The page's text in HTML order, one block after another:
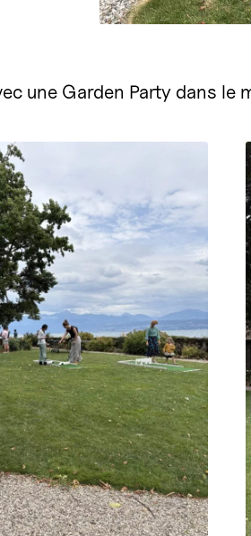
une Garden Party dans